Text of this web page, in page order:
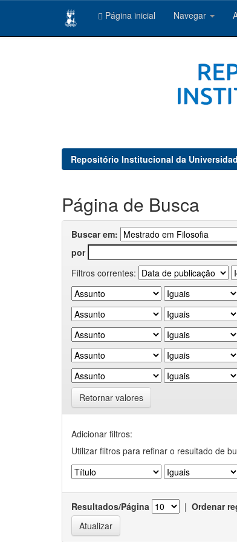
Página inicial Navegar
Repositório Institucional da
Página de Busca
Buscar em:
por
Filtros correntes:
Retornar valores
Adicionar filtros:
Utilizar filtros para refinar o resultado de
Resultados/Página | Ordenar